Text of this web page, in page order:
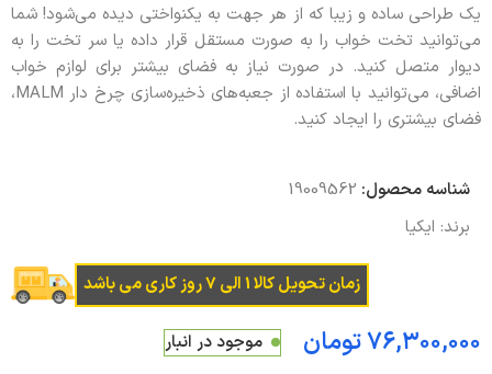
یک طراحی ساده و زیبا که از هر جهت به یکنواختی دیده می‌شود! شما
می‌توانید تخت خواب را به صورت مستقل قرار داده یا سر تخت را به
دیوار متصل کنید. در صورت نیاز به فضای بیشتر برای لوازم خواب
اضافی، می‌توانید با استفاده از جعبه‌های ذخیره‌سازی چرخ دار MALM،
فضای بیشتری را ایجاد کنید.
شناسه محصول: 19009562
برند: ایکیا
زمان تحویل کالا 1 الی 7 روز کاری می باشد
تومان
موجود در انبار